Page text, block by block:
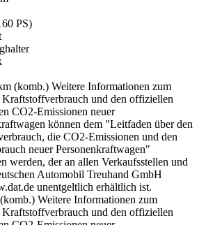
PS)
(komb.) Weitere Informationen zum
und den offiziellen
CO2-Emissionen neuer
können dem "Leitfaden über den
die CO2-Emissionen und den
neuer Personenkraftwagen"
werden, der an allen Verkaufsstellen und
Automobil Treuhand GmbH
unentgeltlich erhältlich ist.
Weitere Informationen zum
und den offiziellen